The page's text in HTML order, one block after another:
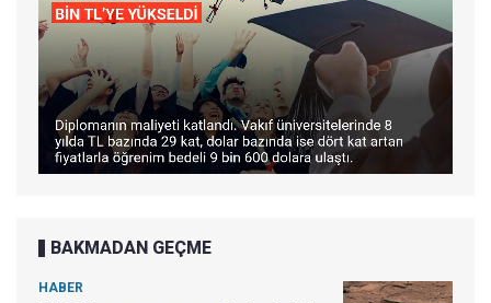
BAKMADAN GEÇME
HABER